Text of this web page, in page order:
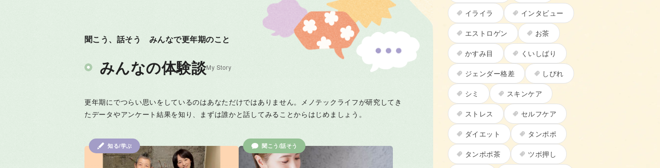
聞こう、話そう みんなで更年期のこと
みんなの体験談My Story
更年期にでつらい思いをしているのはあなただけではありません。メノテックライフが研究してき
たデータやアンケート結果を知り、まずは誰かと話してみることからはじめましょう。
知る/学ぶ 聞こう/話そう
イライラ インタビュー
エストロゲン お茶
かすみ目 くいしばり
ジェンダー格差 しびれ
シミ スキンケア
ストレス セルフケア
ダイエット タンポポ
タンポポ茶 ツボ押し